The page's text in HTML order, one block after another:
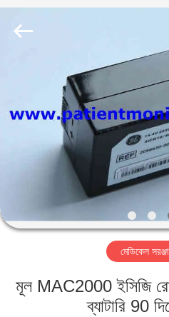
পণ্য
ভিডিও
আমাদের
সম্বন্ধে
কারখানা
YIGU
Equipment
Service
মেডিকেল
মূল MAC2000 ইসিজি
ব্যাটারি 90